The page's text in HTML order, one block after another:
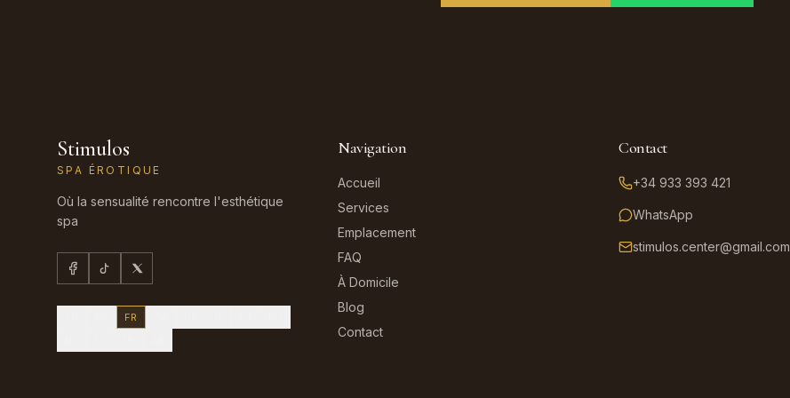
Stimulos
SPA ÉROTIQUE
Où la sensualité rencontre l'esthétique
spa
FR
Navigation
Accueil
Services
Emplacement
FAQ
À Domicile
Blog
Contact
Contact
+34 933 393 421
WhatsApp
stimulos.center@gmail.com